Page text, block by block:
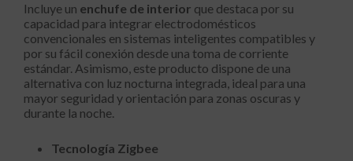
Incluye un enchufe de interior que destaca por su
capacidad para integrar electrodomésticos
convencionales en sistemas inteligentes compatibles y
por su fácil conexión desde una toma de corriente
estándar. Asimismo, este producto dispone de una
alternativa con luz nocturna integrada, ideal para una
mayor seguridad y orientación para zonas oscuras y
durante la noche.
Tecnología Zigbee